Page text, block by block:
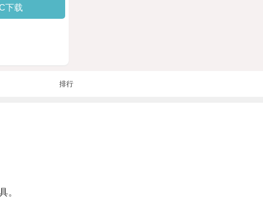
下载
排行
。